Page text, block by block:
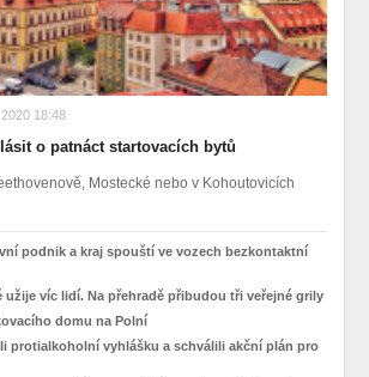
18:48
o patnáct startovacích bytů
Mostecké nebo v Kohoutovicích
podnik a kraj spouští ve vozech bezkontaktní
užije víc lidí. Na přehradě přibudou tři veřejné grily
domu na Polní
protialkoholní vyhlášku a schválili akční plán pro